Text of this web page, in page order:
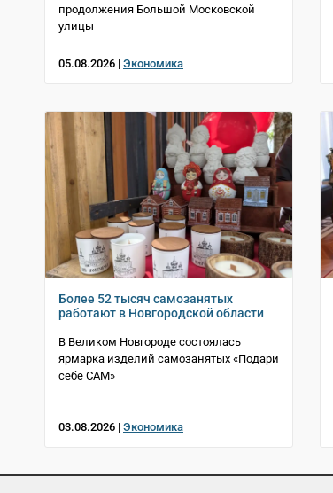
продолжения Большой Московской
улицы
05.08.2026 | Экономика
Более 52 тысяч самозанятых
работают в Новгородской области
В Великом Новгороде состоялась
ярмарка изделий самозанятых «Подари
себе САМ»
03.08.2026 | Экономика